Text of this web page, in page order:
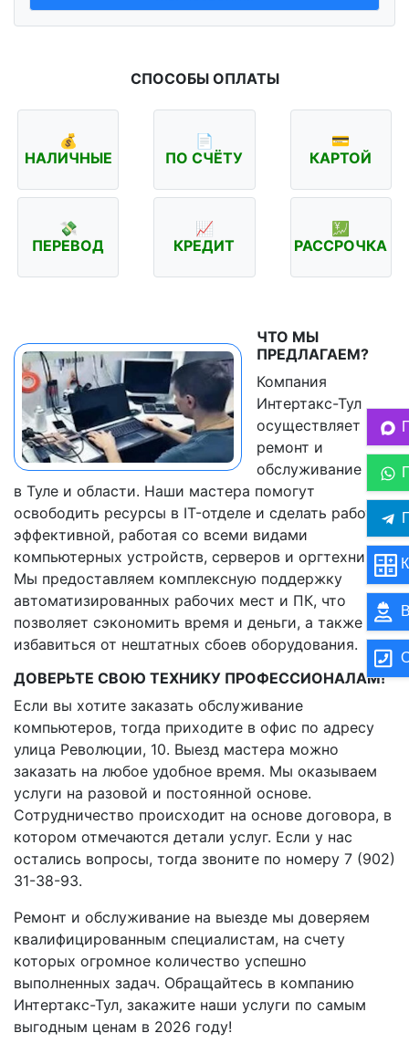
СПОСОБЫ ОПЛАТЫ
💰
НАЛИЧНЫЕ
📄
ПО СЧЁТУ
💳
КАРТОЙ
💸
ПЕРЕВОД
📈
КРЕДИТ
💹
РАССРОЧКА
ЧТО МЫ
ПРЕДЛАГАЕМ?
Компания
Интертакс-Тул
осуществляет
ремонт и
обслуживание ПК
в Туле и области. Наши мастера помогут
освободить ресурсы в IT-отделе и сделать работу
эффективной, работая со всеми видами
компьютерных устройств, серверов и оргтехники.
Мы предоставляем комплексную поддержку
автоматизированных рабочих мест и ПК, что
позволяет сэкономить время и деньги, а также
избавиться от нештатных сбоев оборудования.
ДОВЕРЬТЕ СВОЮ ТЕХНИКУ ПРОФЕССИОНАЛАМ!
Если вы хотите заказать обслуживание
компьютеров, тогда приходите в офис по адресу
улица Революции, 10. Выезд мастера можно
заказать на любое удобное время. Мы оказываем
услуги на разовой и постоянной основе.
Сотрудничество происходит на основе договора, в
котором отмечаются детали услуг. Если у нас
остались вопросы, тогда звоните по номеру 7 (902)
31-38-93.
Ремонт и обслуживание на выезде мы доверяем
квалифицированным специалистам, на счету
которых огромное количество успешно
выполненных задач. Обращайтесь в компанию
Интертакс-Тул, закажите наши услуги по самым
выгодным ценам в 2026 году!